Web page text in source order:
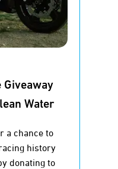
Giveaway
Water
a chance to
history
donating to